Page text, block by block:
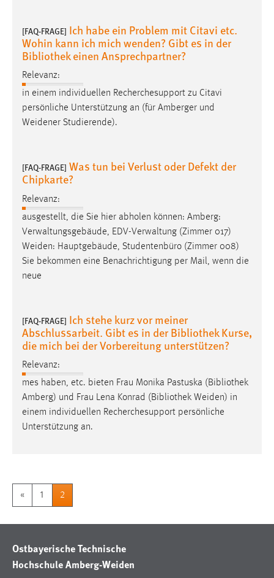
[FAQ-FRAGE] Ich habe ein Problem mit Citavi etc.
Wohin kann ich mich wenden? Gibt es in der
Bibliothek einen Ansprechpartner?
Relevanz:
in einem individuellen Recherchesupport zu Citavi
persönliche Unterstützung an (für Amberger und
Weidener Studierende).
[FAQ-FRAGE] Was tun bei Verlust oder Defekt der
Chipkarte?
Relevanz:
ausgestellt, die Sie hier abholen können: Amberg:
Verwaltungsgebäude, EDV-Verwaltung (Zimmer 017)
Weiden: Hauptgebäude, Studentenbüro (Zimmer 008)
Sie bekommen eine Benachrichtigung per Mail, wenn die
neue
[FAQ-FRAGE] Ich stehe kurz vor meiner
Abschlussarbeit. Gibt es in der Bibliothek Kurse,
die mich bei der Vorbereitung unterstützen?
Relevanz:
mes haben, etc. bieten Frau Monika Pastuska (Bibliothek
Amberg) und Frau Lena Konrad (Bibliothek Weiden) in
einem individuellen Recherchesupport persönliche
Unterstützung an.
« 1 2
Ostbayerische Technische
Hochschule Amberg-Weiden